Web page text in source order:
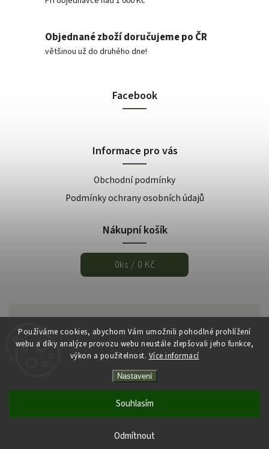
Používáme cookies, abychom Vám umožnili pohodlné prohlížení
webu a díky analýze provozu webu neustále zlepšovali jeho funkce,
výkon a použitelnost. Více informací
Nastavení
Odmítnout
Souhlasím
Objednané zboží doručujeme po ČR
většinou už do druhého dne!
Facebook
Informace pro vás
Obchodní podmínky
Podmínky ochrany osobních údajů
Nákupní košík
0ks / 0 Kč
Italmarket.cz
VytvořilShoptet | Design